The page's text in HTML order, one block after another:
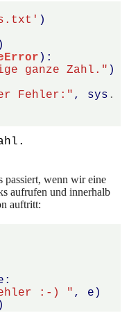
)
):
ganze Zahl." )
Fehler:" , sys .
passiert, wenn wir eine
aufrufen und innerhalb
auftritt:
:
:-) " , e )
)